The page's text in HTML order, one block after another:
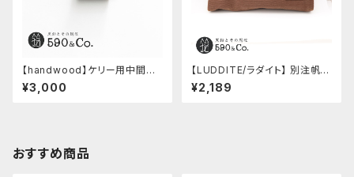
【handwood】ケリー用中間パ
ーツ/カスタムグリップ (縦溝/ス
テンレス)
¥3,000
【LUDDITE/ラダイト】 別注帆布
ベンディペンケース (コーヒー)
¥2,189
おすすめ商品